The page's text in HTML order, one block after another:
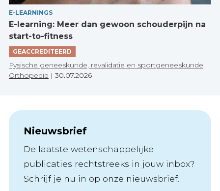
E-LEARNINGS
E-learning: Meer dan gewoon schouderpijn na
start-to-fitness
GEACCREDITEERD
Fysische geneeskunde, revalidatie en sportgeneeskunde
Orthopedie | 30.07.2026
Nieuwsbrief
De laatste wetenschappelijke
publicaties rechtstreeks in jouw inbox?
Schrijf je nu in op onze nieuwsbrief.